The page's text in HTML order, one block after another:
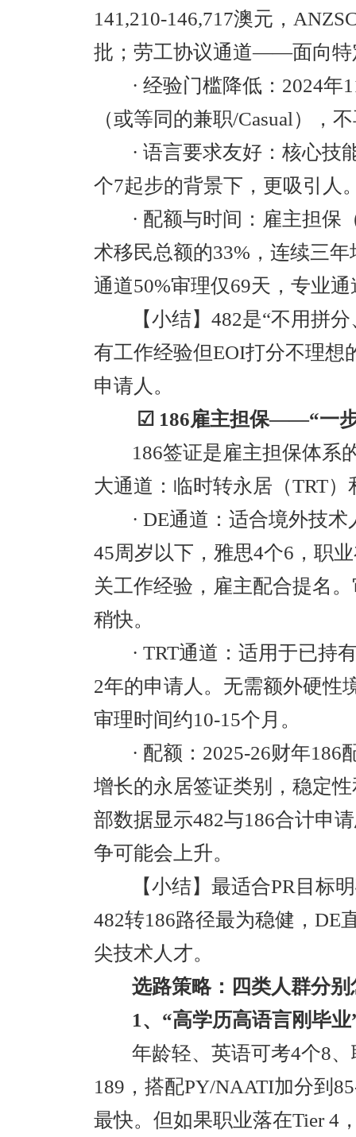
141,210-146,717澳元，
批；劳工协议通道——面向特
· 经验门槛降低：2024
（或等同的兼职/Casual），
· 语言要求友好：核心技
个7起步的背景下，更吸引人
· 配额与时间：雇主担保
术移民总额的33%，连续三
通道50%审理仅69天，专业
【小结】482是“不用拼
有工作经验但EOI打分不理想
申请人。
☑ 186雇主担保——“一
186签证是雇主担保体
大通道：临时转永居（TRT
· DE通道：适合境外技
45周岁以下，雅思4个6，职
关工作经验，雇主配合提名
稍快。
· TRT通道：适用于已持
2年的申请人。无需额外硬性
审理时间约10-15个月。
· 配额：2025-26财年
增长的永居签证类别，稳定
部数据显示482与186合计申
争可能会上升。
【小结】最适合PR目标
482转186路径最为稳健，DE
尖技术人才。
选路策略：四类人群分
1、“高学历高语言刚毕业
年龄轻、英语可考4个8
189，搭配PY/NAATI加分到
最快。但如果职业落在Tier 4